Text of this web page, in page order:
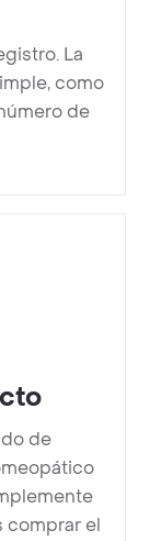
La
como
de
de
comprar el